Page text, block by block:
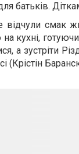
батьків.
смак
на кухні,
а зустріти
(Крістін